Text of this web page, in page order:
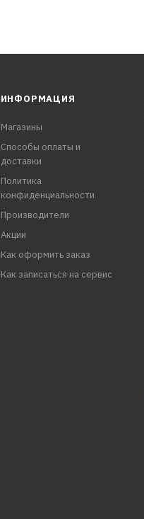
ИНФОРМАЦИЯ
Магазины
Способы оплаты и
доставки
Политика
конфиденциальности
Производители
Акции
Как оформить заказ
Как записаться на сервис